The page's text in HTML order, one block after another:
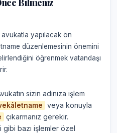
Bilmeniz
yapılacak ön
düzenlemesinin önemini
öğrenmek vatandaşı
sizin adınıza işlem
veya konuyla
çıkarmanız gerekir.
gibi bazı işlemler özel